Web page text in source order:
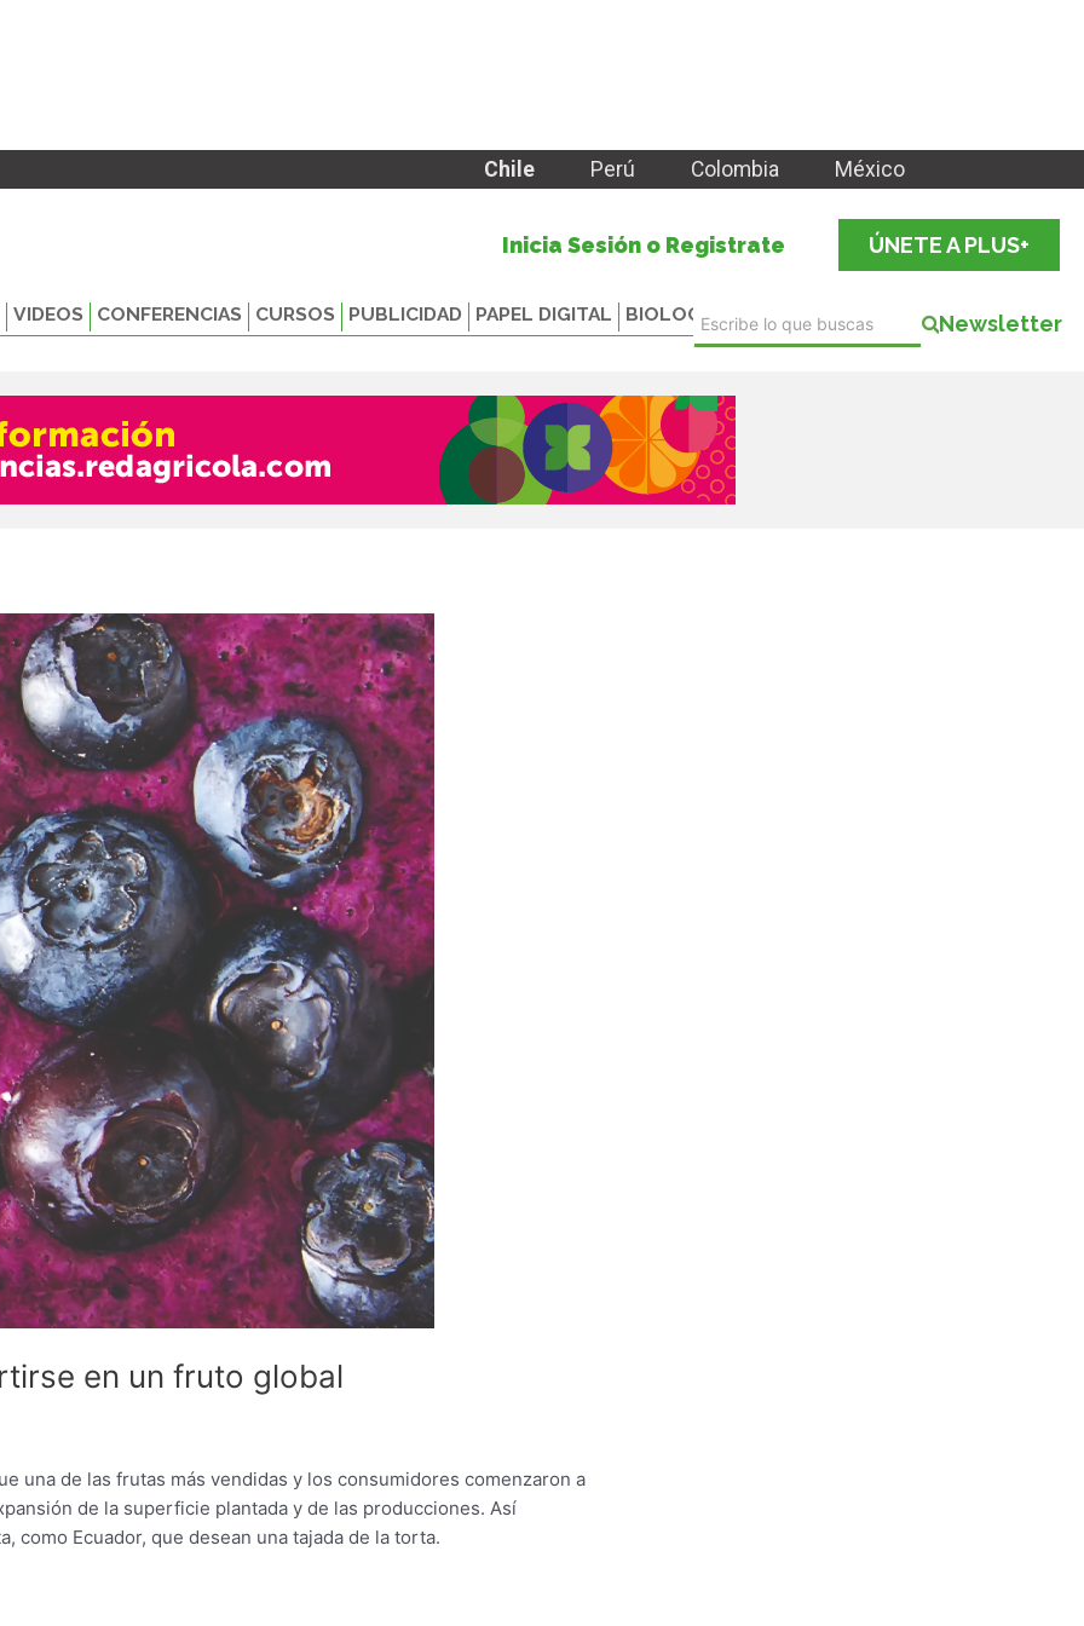
Chile Perú Colombia México
Inicia Sesión o Registrate ÚNETE A PLUS+
VIDEOS CONFERENCIAS CURSOS PUBLICIDAD PAPEL DIGITAL BIOLOGICALS Newsletter
en un fruto global
una de las frutas más vendidas y los consumidores comenzaron a
de la superficie plantada y de las producciones. Así
como Ecuador, que desean una tajada de la torta.